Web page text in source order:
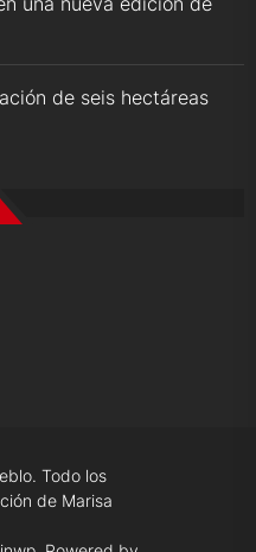
de seis hectáreas
Todo los
de Marisa